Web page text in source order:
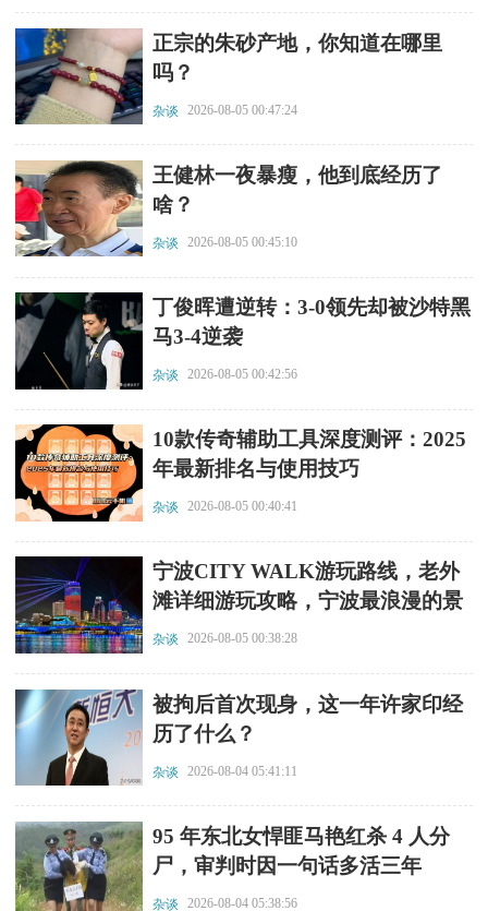
​正宗的朱砂产地，你知道在哪里
吗？
杂谈 2026-08-05 00:47:24
​王健林一夜暴瘦，他到底经历了
啥？
杂谈 2026-08-05 00:45:10
​丁俊晖遭逆转：3-0领先却被沙特黑
马3-4逆袭
杂谈 2026-08-05 00:42:56
​10款传奇辅助工具深度测评：2025
年最新排名与使用技巧
杂谈 2026-08-05 00:40:41
​宁波CITY WALK游玩路线，老外
滩详细游玩攻略，宁波最浪漫的景
点
杂谈 2026-08-05 00:38:28
​被拘后首次现身，这一年许家印经
历了什么？
杂谈 2026-08-04 05:41:11
​95 年东北女悍匪马艳红杀 4 人分
尸，审判时因一句话多活三年
杂谈 2026-08-04 05:38:56